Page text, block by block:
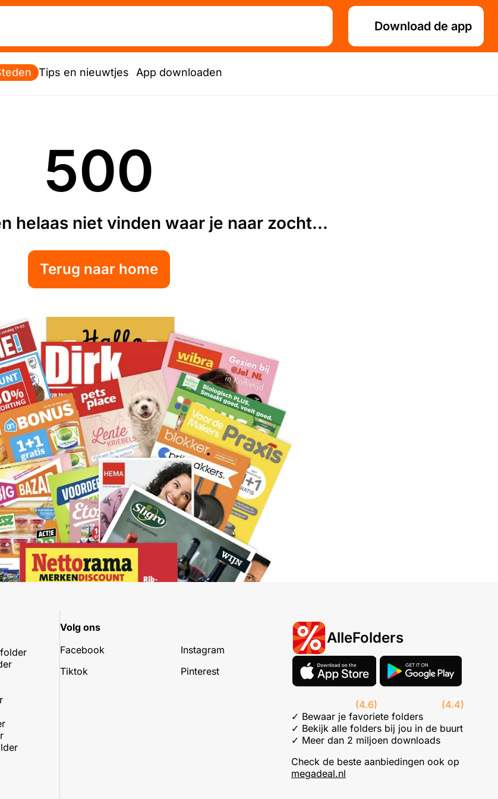
Download de app
Tips en nieuwtjes App downloaden
500
helaas niet vinden waar je naar zocht...
Terug naar home
Volg ons
Facebook
Instagram
Tiktok
Pinterest
AlleFolders
(4.6)
(4.4)
✓ Bewaar je favoriete folders
✓ Bekijk alle folders bij jou in de buurt
✓ Meer dan 2 miljoen downloads
Check de beste aanbiedingen ook op
megadeal.nl